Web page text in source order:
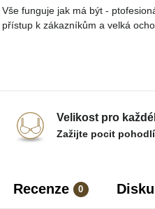
Recenze 0
/
5
Vše funguje jak má být -
přístup k zákazníkům a velká
Velikost pro
Zažijte pocit